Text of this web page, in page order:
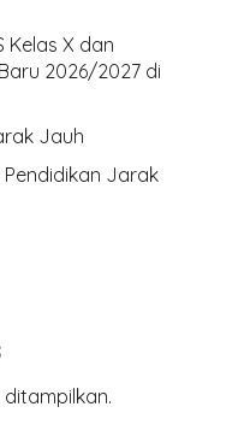
Kelas X dan
2026/2027 di
Jauh
Pendidikan Jarak